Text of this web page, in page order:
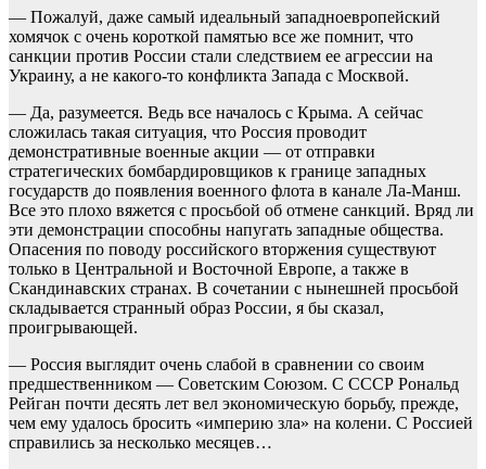
— Пожалуй, даже самый идеальный западноевропейский
хомячок с очень короткой памятью все же помнит, что
санкции против России стали следствием ее агрессии на
Украину, а не какого-то конфликта Запада с Москвой.
— Да, разумеется. Ведь все началось с Крыма. А сейчас
сложилась такая ситуация, что Россия проводит
демонстративные военные акции — от отправки
стратегических бомбардировщиков к границе западных
государств до появления военного флота в канале Ла-Манш.
Все это плохо вяжется с просьбой об отмене санкций. Вряд ли
эти демонстрации способны напугать западные общества.
Опасения по поводу российского вторжения существуют
только в Центральной и Восточной Европе, а также в
Скандинавских странах. В сочетании с нынешней просьбой
складывается странный образ России, я бы сказал,
проигрывающей.
— Россия выглядит очень слабой в сравнении со своим
предшественником — Советским Союзом. С СССР Рональд
Рейган почти десять лет вел экономическую борьбу, прежде,
чем ему удалось бросить «империю зла» на колени. С Россией
справились за несколько месяцев…